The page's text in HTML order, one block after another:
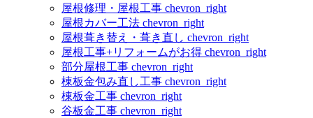
屋根修理・屋根工事 chevron_right
屋根カバー工法 chevron_right
屋根葺き替え・葺き直し chevron_right
屋根工事+リフォームがお得 chevron_right
部分屋根工事 chevron_right
棟板金包み直し工事 chevron_right
棟板金工事 chevron_right
谷板金工事 chevron_right